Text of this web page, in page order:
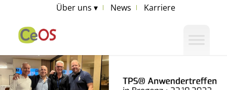
Über uns ▾ News Karriere